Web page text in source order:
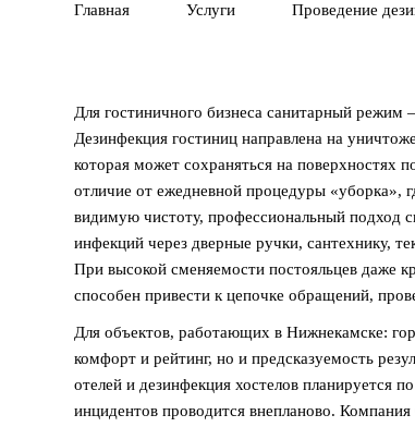
Главная Услуги Проведение
Для гостиничного бизнеса санитарный режим
Дезинфекция гостиниц направлена на
которая может сохраняться на поверхностях
отличие от ежедневной процедуры «уборка»,
видимую чистоту, профессиональный подход
инфекций через дверные ручки, сантехнику,
При высокой сменяемости постояльцев даже
способен привести к цепочке обращений,
Для объектов, работающих в Нижнекамске:
комфорт и рейтинг, но и предсказуемость
отелей и дезинфекция хостелов планируется
инцидентов проводится внепланово.